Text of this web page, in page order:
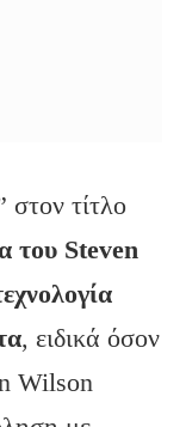
τίτλο
του Steven
, ειδικά όσον
Wilson